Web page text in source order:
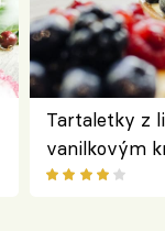
Tartaletky z
vanilkovým
ovocem